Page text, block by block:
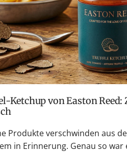
Produkte verschwinden aus
in Erinnerung. Genau so war